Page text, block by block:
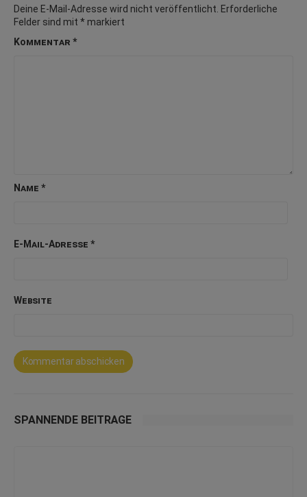
Deine E-Mail-Adresse wird nicht veröffentlicht. Erforderliche
Felder sind mit * markiert
Kommentar *
Name *
E-Mail-Adresse *
Website
SPANNENDE BEITRÄGE